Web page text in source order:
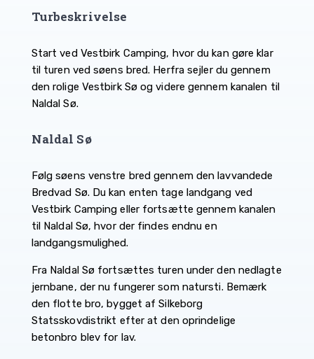
Turbeskrivelse
Start ved Vestbirk Camping, hvor du kan gøre klar
til turen ved søens bred. Herfra sejler du gennem
den rolige Vestbirk Sø og videre gennem kanalen til
Naldal Sø.
Naldal Sø
Følg søens venstre bred gennem den lavvandede
Bredvad Sø. Du kan enten tage landgang ved
Vestbirk Camping eller fortsætte gennem kanalen
til Naldal Sø, hvor der findes endnu en
landgangsmulighed.
Fra Naldal Sø fortsættes turen under den nedlagte
jernbane, der nu fungerer som natursti. Bemærk
den flotte bro, bygget af Silkeborg
Statsskovdistrikt efter at den oprindelige
betonbro blev for lav.